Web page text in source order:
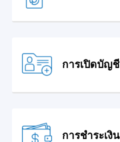
การเปิดบัญชี
การชำระเงิน